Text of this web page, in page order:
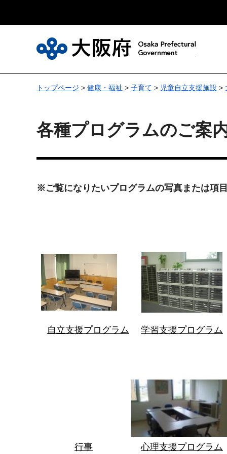
トップページ > 健康・福祉 > 子育て > 児童自立支援施設 >
各種プログラムのご案
※ご覧になりたいプログラムの写真または項
自立支援プログラム 学習支援プログラム
行事 心理支援プログラム